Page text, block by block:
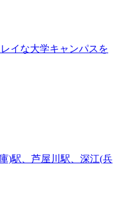
イな大学キャンパスを
)駅、芦屋川駅、深江(兵